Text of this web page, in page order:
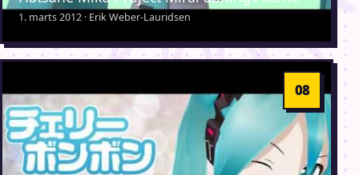
1. marts 2012 · Erik Weber-Lauridsen